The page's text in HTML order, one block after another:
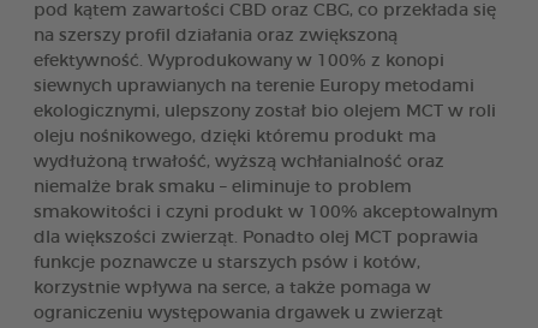
pod kątem zawartości CBD oraz CBG, co przekłada się
na szerszy profil działania oraz zwiększoną
efektywność. Wyprodukowany w 100% z konopi
siewnych uprawianych na terenie Europy metodami
ekologicznymi, ulepszony został bio olejem MCT w roli
oleju nośnikowego, dzięki któremu produkt ma
wydłużoną trwałość, wyższą wchłanialność oraz
niemalże brak smaku – eliminuje to problem
smakowitości i czyni produkt w 100% akceptowalnym
dla większości zwierząt. Ponadto olej MCT poprawia
funkcje poznawcze u starszych psów i kotów,
korzystnie wpływa na serce, a także pomaga w
ograniczeniu występowania drgawek u zwierząt